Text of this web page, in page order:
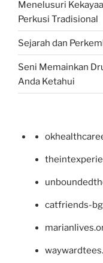
Menelusuri
Perkusi Tradisional
Sejarah dan
Seni Memainkan
Anda Ketahui
catfriends-